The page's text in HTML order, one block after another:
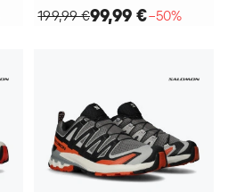
199,99 €99,99 €−50%